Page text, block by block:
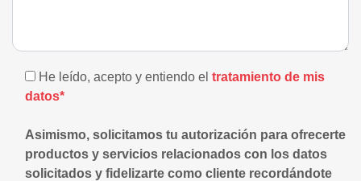
He leído, acepto y entiendo el tratamiento de mis
datos*
Asimismo, solicitamos tu autorización para ofrecerte
productos y servicios relacionados con los datos
solicitados y fidelizarte como cliente recordándote